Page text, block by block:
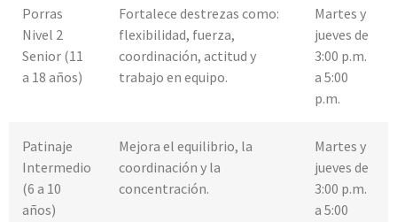
Porras
Nivel 2
Senior (11
a 18 años)
Fortalece destrezas como:
flexibilidad, fuerza,
coordinación, actitud y
trabajo en equipo.
Martes y
jueves de
3:00 p.m.
a 5:00
p.m.
Patinaje
Intermedio
(6 a 10
años)
Mejora el equilibrio, la
coordinación y la
concentración.
Martes y
jueves de
3:00 p.m.
a 5:00